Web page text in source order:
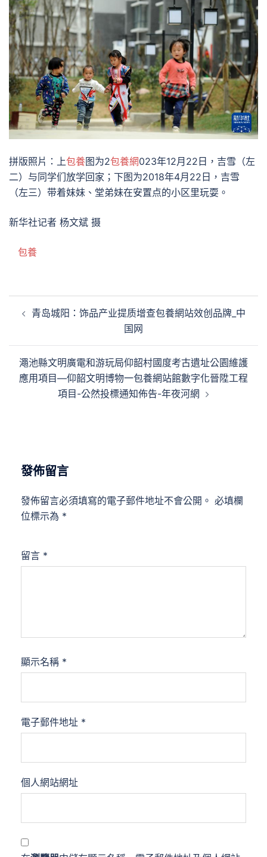
拼版照片：上包養图为2包養網023年12月22日，吉雪（左
二）与同学们放学回家；下图为2018年4月22日，吉雪
（左三）带着妹妹、堂弟妹在安置点的小区里玩耍。
新华社记者 杨文斌 摄
包養
章
覽
青岛城阳：饰品产业提质增查包養網站效创品牌_中
国网
澠池縣文明廣電和游玩局仰韶村國度考古遺址公園維護
應用項目—仰韶文明博物一包養網站館數字化晉陞工程
項目-公然投標通知佈告-年夜河網
發佈留言
發佈留言必須填寫的電子郵件地址不會公開。 必填欄
位標示為 *
留言 *
顯示名稱 *
電子郵件地址 *
個人網站網址